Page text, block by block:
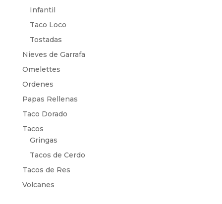
Infantil
Taco Loco
Tostadas
Nieves de Garrafa
Omelettes
Ordenes
Papas Rellenas
Taco Dorado
Tacos
Gringas
Tacos de Cerdo
Tacos de Res
Volcanes